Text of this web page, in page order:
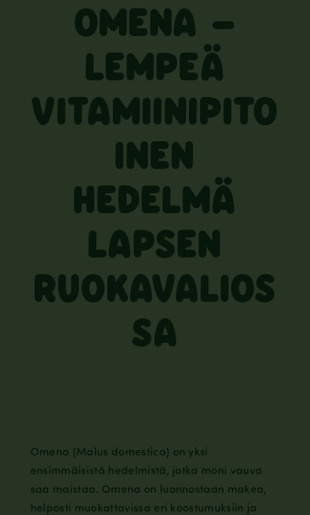
OMENA –
LEMPEÄ
VITAMIINIPITO
INEN
HEDELMÄ
LAPSEN
RUOKAVALIOS
SA
Omena (Malus domestica) on yksi
ensimmäisistä hedelmistä, jotka moni vauva
saa maistaa. Omena on luonnostaan makea,
helposti muokattavissa eri koostumuksiin ja